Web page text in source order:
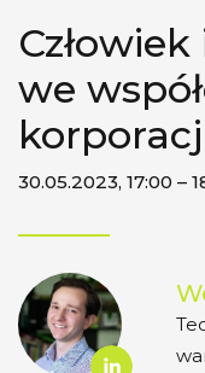
we
30.05.2023, 17:00 –